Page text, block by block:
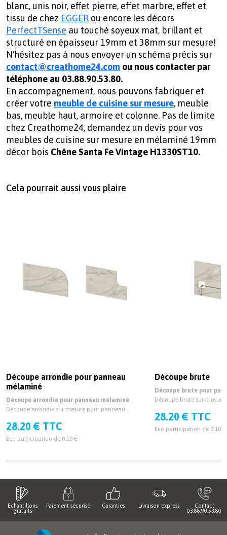
blanc, unis noir, effet pierre, effet marbre, effet et
tissu de chez EGGER ou encore les décors
PerfectTSense au touché soyeux mat, brillant et
structuré en épaisseur 19mm et 38mm sur mesure!
N'hésitez pas à nous envoyer un schéma précis sur
contact@creathome24.com ou nous contacter par
téléphone au 03.88.90.53.80.
En accompagnement, nous pouvons fabriquer et
créer votre meuble de cuisine sur mesure, meuble
bas, meuble haut, armoire et colonne. Pas de limite
chez Creathome24, demandez un devis pour vos
meubles de cuisine sur mesure en mélaminé 19mm
décor bois Chêne Santa Fe Vintage H1330ST10.
Cela pourrait aussi vous plaire
Découpe arrondie pour panneau
mélaminé
Découpe arrondie pour panneau mélaminé
Découpe arrondie sur mesure pour panneau
28.20 € TTC
Eco participation de 0.10 €
Découpe brute
Découpe brute pour
Découpe brute sur
28.20 € TTC
Eco participation de 0.10 €
Echantillons
gratuits
Paiement sécurisé Garanties Livraison express
Contact
03.88.90.53.80